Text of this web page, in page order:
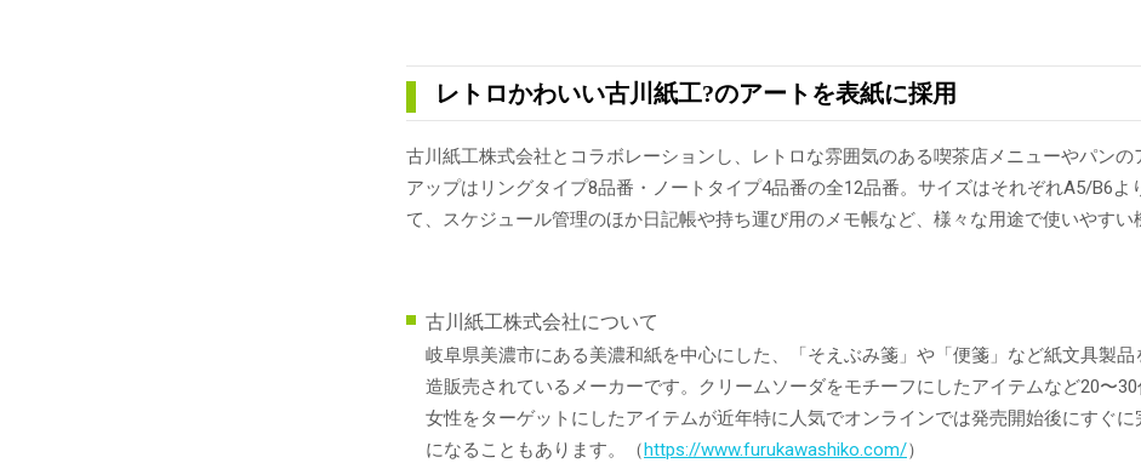
レトロかわいい古川紙工?のアートを表紙に採用
古川紙工株式会社とコラボレーションし、レトロな雰囲気のある喫茶店メニューやパン
アップはリングタイプ8品番・ノートタイプ4品番の全12品番。サイズはそれぞれA5/B6よ
て、スケジュール管理のほか日記帳や持ち運び用のメモ帳など、様々な用途で使いやすい
古川紙工株式会社について
岐阜県美濃市にある美濃和紙を中心にした、「そえぶみ箋」や「便箋」など紙文具製品
造販売されているメーカーです。クリームソーダをモチーフにしたアイテムなど20〜
女性をターゲットにしたアイテムが近年特に人気でオンラインでは発売開始後にすぐに
になることもあります。（ https://www.furukawashiko.com/）